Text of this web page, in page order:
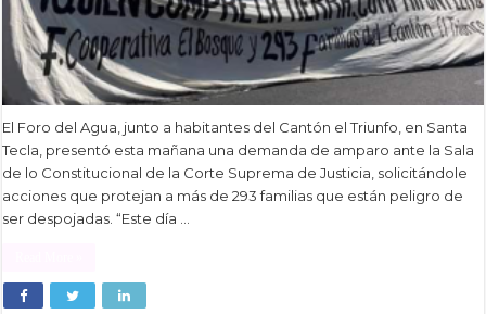
El Foro del Agua, junto a habitantes del Cantón el Triunfo, en Santa
Tecla, presentó esta mañana una demanda de amparo ante la Sala
de lo Constitucional de la Corte Suprema de Justicia, solicitándole
acciones que protejan a más de 293 familias que están peligro de
ser despojadas. “Este día …